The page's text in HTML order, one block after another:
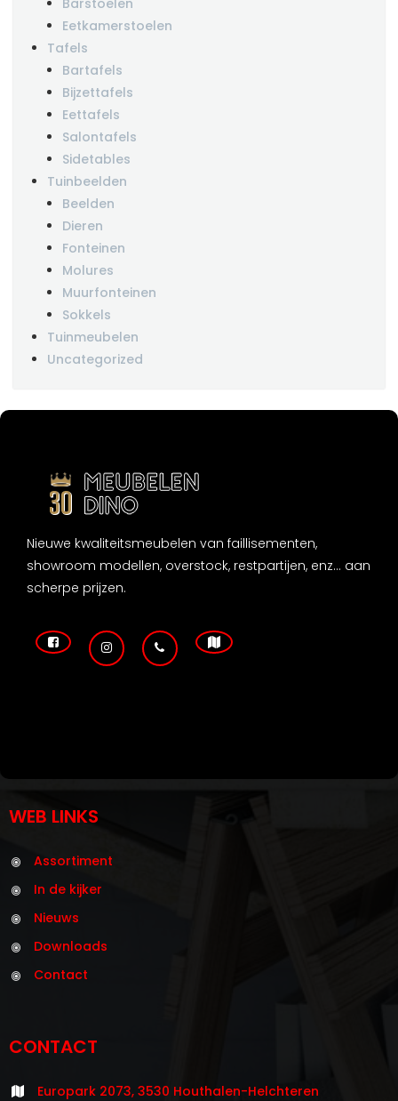
Barstoelen
Eetkamerstoelen
Tafels
Bartafels
Bijzettafels
Eettafels
Salontafels
Sidetables
Tuinbeelden
Beelden
Dieren
Fonteinen
Molures
Muurfonteinen
Sokkels
Tuinmeubelen
Uncategorized
Nieuwe kwaliteitsmeubelen van faillisementen,
showroom modellen, overstock, restpartijen, enz... aan
scherpe prijzen.
WEB LINKS
Assortiment
In de kijker
Nieuws
Downloads
Contact
CONTACT
Europark 2073, 3530 Houthalen-Helchteren